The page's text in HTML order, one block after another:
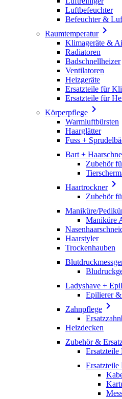
Luftbefeuchter
Befeuchter &
Raumtemperatur
Klimageräte &
Radiatoren
Badschnellheizer
Ventilatoren
Heizgeräte
Ersatzteile für
Ersatzteile für
Körperpflege 
Warmluftbürsten
Haarglätter
Fuss +
Bart +
Zubehör
Haartrockner
Zubehör
Maniküre/
Maniküre
Haarstyler
Trockenhauben
Ladyshave +
Epilierer
Zahnpflege 
Heizdecken
Zubehör &
Ersatzteile
Ersatzteile